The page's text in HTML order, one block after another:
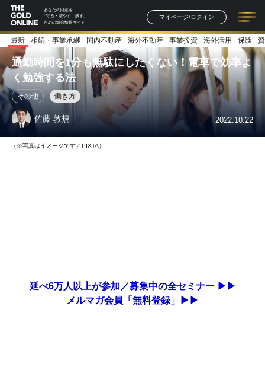
あなたの財産を
「守る・増やす・残す」
ための総合情報サイト
マイページ/ログイン
記事一覧 連載一覧
著者一覧 書籍一覧
最新 相続・事業承継 国内不動産 海外不動産 事業投資 海外活用 保険
通勤時間を1分も無駄にしたくない！電車で効率よ
く勉強する法
その他 働き方
佐藤 敦規 2022.10.22
（※写真はイメージです／PIXTA）
延べ6万人以上が参加／募集中の全セミナー ▶▶
メルマガ会員「無料登録」▶▶